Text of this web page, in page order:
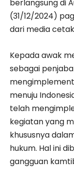
berlangsung di
(31/12/2024)
dari media
Kepada awak
sebagai
menuju
telah
kegiatan yang
khususnya
hukum. Hal ini
gangguan